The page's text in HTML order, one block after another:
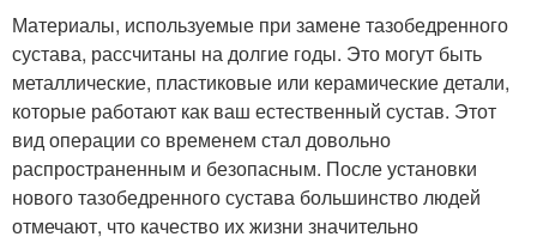
Материалы, используемые при замене тазобедренного
сустава, рассчитаны на долгие годы. Это могут быть
металлические, пластиковые или керамические детали,
которые работают как ваш естественный сустав. Этот
вид операции со временем стал довольно
распространенным и безопасным. После установки
нового тазобедренного сустава большинство людей
отмечают, что качество их жизни значительно